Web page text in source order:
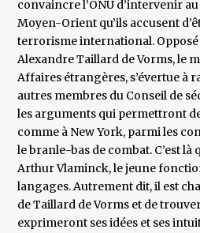
convaincre l’ONU d’intervenir
Moyen-Orient qu’ils accusent
terrorisme international.
Alexandre Taillard de Vorms, le
Affaires étrangères, s’évertue à
autres membres du Conseil de
les arguments qui permettront
comme à New York, parmi les
le branle-bas de combat. C’est
Arthur Vlaminck, le jeune
langages. Autrement dit, il est
de Taillard de Vorms et de
exprimeront ses idées et ses